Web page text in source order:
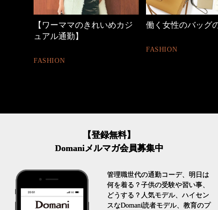
【ワーママのきれいめカジ
ュアル通勤】
FASHION
働く女性のバッグ
FASHION
【登録無料】
Domaniメルマガ会員募集中
管理職世代の通勤コーデ、明日は
何を着る？子供の受験や習い事、
どうする？人気モデル、ハイセン
スなDomani読者モデル、教育のプ